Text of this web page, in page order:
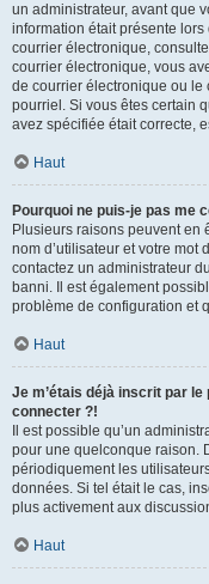
un administrateur, avant que
information était présente
courrier électronique,
courrier électronique, vous
de courrier électronique ou le
pourriel. Si vous êtes certain
avez spécifiée était correcte,
Haut
Pourquoi ne puis-je pas me
Plusieurs raisons peuvent en
nom d’utilisateur et votre mot
contactez un administrateur
banni. Il est également
problème de configuration et
Haut
Je m’étais déjà inscrit par
connecter ?!
Il est possible qu’un
pour une quelconque raison.
périodiquement les
données. Si tel était le cas,
plus activement aux
Haut